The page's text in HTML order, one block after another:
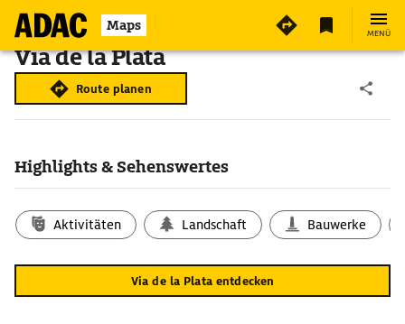
Maps MENÜ
Via de la Plata
Route planen
Highlights & Sehenswertes
Aktivitäten Landschaft Bauwerke
Via de la Plata entdecken